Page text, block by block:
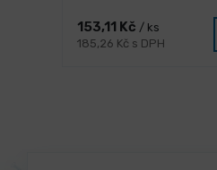
153,11 Kč / ks
185,26 Kč s DPH